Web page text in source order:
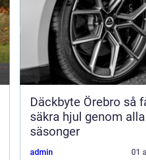
Däckbyte Örebro så får du
säkra hjul genom alla
säsonger
admin 01